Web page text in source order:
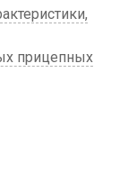
прицепных